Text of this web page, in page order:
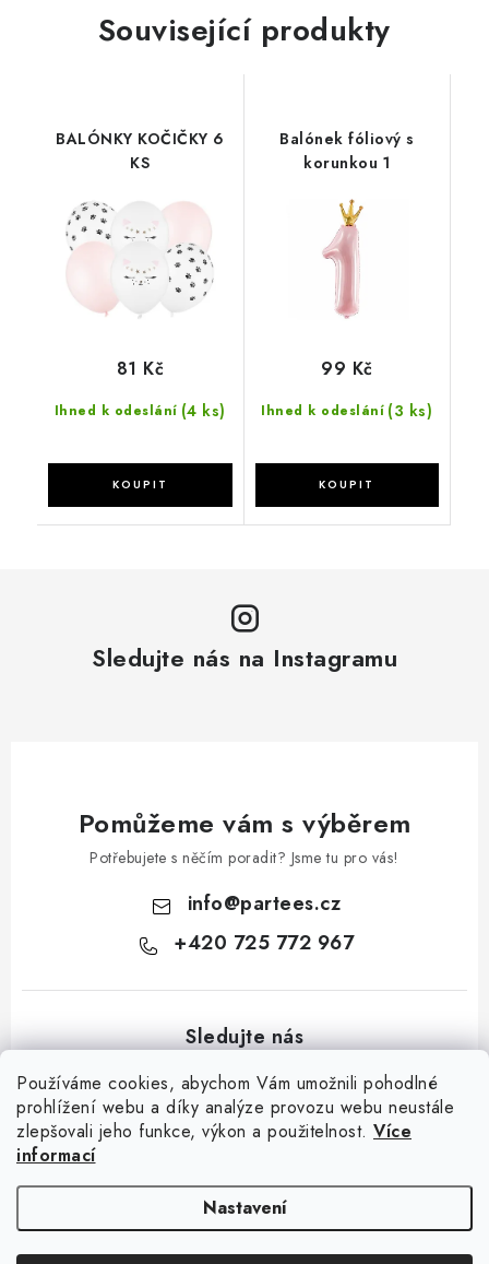
Používáme cookies, abychom Vám umožnili pohodlné
prohlížení webu a díky analýze provozu webu neustále
zlepšovali jeho funkce, výkon a použitelnost. Více
informací
Nastavení
Související produkty
BALÓNKY KOČIČKY 6
KS
Ihned k odeslání (4 ks)
81 Kč
Balónek fóliový s
korunkou 1
Ihned k odeslání (3 ks)
99 Kč
Sledujte nás na Instagramu
Pomůžeme vám s výběrem
Potřebujete s něčím poradit? Jsme tu pro vás!
info@partees.cz
+420 725 772 967
Obchodní podmínky